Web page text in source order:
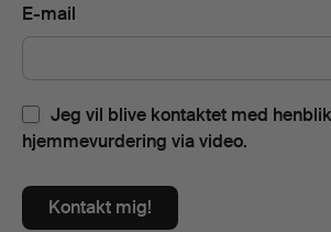
E-mail
Jeg vil blive kontaktet med
hjemmevurdering via video.
Kontakt mig!